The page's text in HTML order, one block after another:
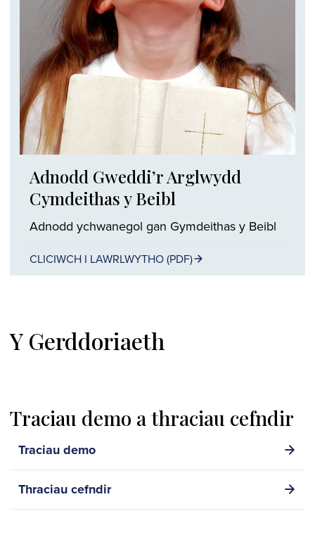
Adnodd Gweddi’r Arglwydd
Cymdeithas y Beibl
Adnodd ychwanegol gan Gymdeithas y Beibl
CLICIWCH I LAWRLWYTHO (PDF)
Y Gerddoriaeth
Traciau demo a thraciau cefndir
Traciau demo
Thraciau cefndir